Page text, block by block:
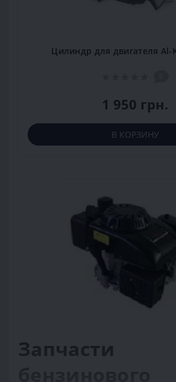
Цилиндр для двигателя Al-
1 950 грн.
В КОРЗИНУ